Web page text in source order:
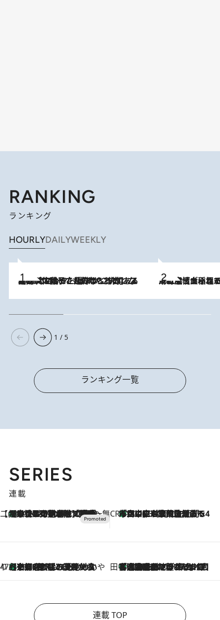
RANKING
ランキング
HOURLYDAILYWEEKLY
2026.8.5
【阿川佐和子さんの年とる力】なぜ70代で始めた趣味は“こんなに楽しい”のか？ ピアノ、俳句…スランプに陥っても続けられる“ある秘訣”とは 2026.8.5
下町風情あふれる台北屈指の人気エリア・大稲埕でセンスのいい台湾土産《ヴ
1 / 5
ランキング一覧
SERIES
連載
【CREA×星野リゾート】唯一無二。癒しと発見が待つ場所へ
2026.8.7
【トンボの足水浴】ヒノキの香りに包まれて涼感マックス！約13℃の湧水かけ流しを避暑地「星野温泉 トンボの湯」で体験 CREA'S CHOICE
2026.8.7
「立川にも歌舞伎があるんだよ」 片岡仁左衛門・市川中車ら豪華座組みで4年目の立川立飛歌舞伎へ
47都道府県の手みやげ ひんやりスイーツで夏を満喫
2026.8.7
【京都府】この夏絶対食べたい 冷やしておいしいおやつ3選 ひと口目から心を掴む新緑のテリーヌ 田中稲の勝手に再ブーム
2026.8.7
「湘南乃風に憧れて」観客大盛上がりの“タオル回し”に、ラッパー顔負けの高速歌唱まで…さだまさし（74）のアグレッシブすぎる現在地
連載 TOP